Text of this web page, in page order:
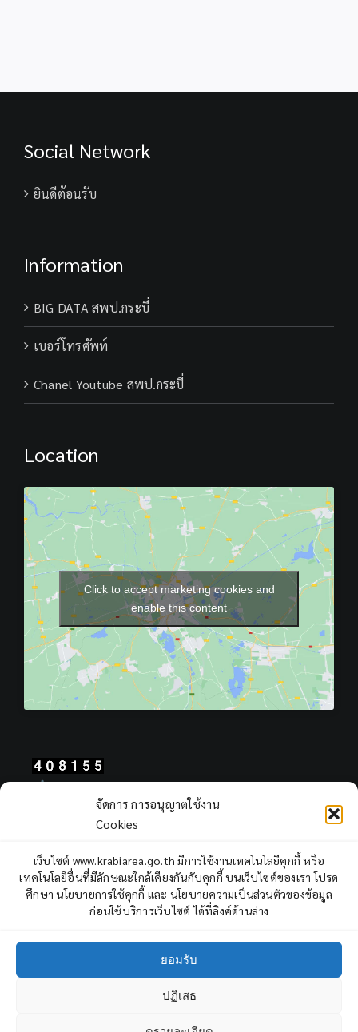
จัดการ การอนุญาตใช้งาน
Cookies
เว็บไซต์ www.krabiarea.go.th มีการใช้งานเทคโนโลยีคุกกี้ หรือ
เทคโนโลยีอื่นที่มีลักษณะใกล้เคียงกันกับคุกกี้ บนเว็บไซต์ของเรา โปรด
ศึกษา นโยบายการใช้คุกกี้ และ นโยบายความเป็นส่วนตัวของข้อมูล
ก่อนใช้บริการเว็บไซต์ ได้ที่ลิงค์ด้านล่าง
ยอมรับ
ปฏิเสธ
Social Network
ยินดีต้อนรับ
Information
BIG DATA สพป.กระบี่
เบอร์โทรศัพท์
Chanel Youtube สพป.กระบี่
Location
Click to accept marketing cookies and
enable this content
Views Today : 178
Views Yesterday : 2249
Total views : 965774
Who's Online : 1
All rights reserved.